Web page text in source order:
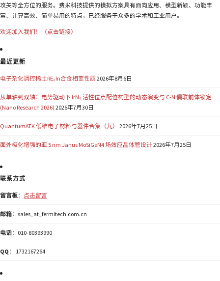
攻关等全方位的服务。费米科技提供的模拟方案具有面向应用、模型新颖、功能丰
富、计算高效、简单易用的特点，已经服务于众多的学术和工业用户。
欢迎加入我们！（点击链接）
最近更新
电子杂化调控稀土RE₂In合金相变性质2026年8月6日
从单轴到双轴：电势驱动下 IrN₄ 活性位点配位构型的动态演变与 C-N 偶联前体锁定
(Nano Research 2026) 2026年7月30日
QuantumATK 低维电子材料与器件合集（九） 2026年7月25日
面外极化增强的亚 5 nm Janus MoSiGeN4 场效应晶体管设计2026年7月25日
联系方式
留言板： 点击留言
邮箱：sales_at_fermitech.com.cn
电话：010-80393990
QQ ： 1732167264